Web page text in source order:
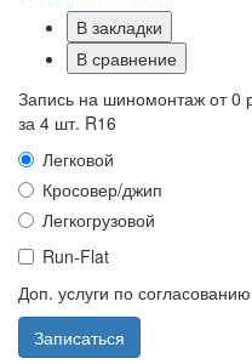
В закладки
В сравнение
Запись на шиномонтаж от0
за 4 шт. R16
Легковой
Кросовер/джип
Легкогрузовой
Run-Flat
Доп. услуги по согласованию
Записаться